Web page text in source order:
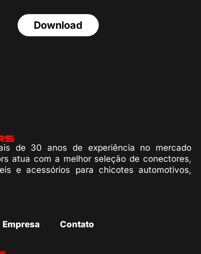
Download
de 30 anos de experiência no mercado
atua com a melhor seleção de conectores,
e acessórios para chicotes automotivos,
Empresa Contato